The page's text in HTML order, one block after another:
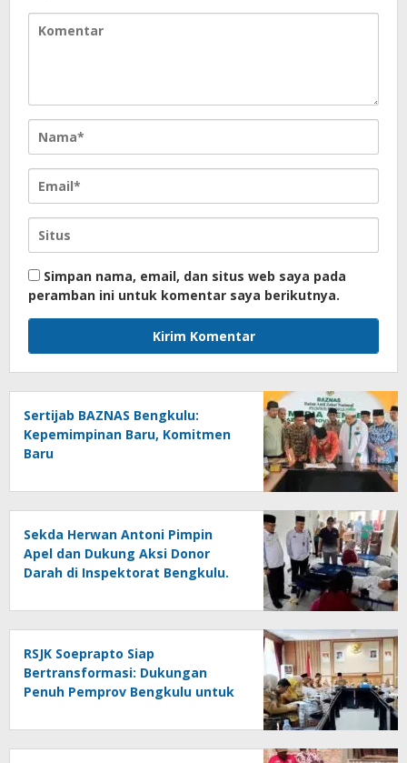
Simpan nama, email, dan situs web saya pada
peramban ini untuk komentar saya berikutnya.
Sertijab BAZNAS Bengkulu:
Kepemimpinan Baru, Komitmen
Baru
Sekda Herwan Antoni Pimpin
Apel dan Dukung Aksi Donor
Darah di Inspektorat Bengkulu.
RSJK Soeprapto Siap
Bertransformasi: Dukungan
Penuh Pemprov Bengkulu untuk